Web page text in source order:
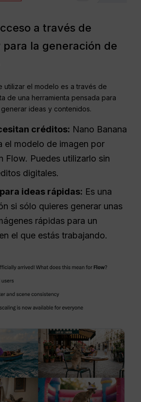
a través de
para la generación de
utilizar el modelo es a través de
de una herramienta pensada para
ideas y contenidos.
créditos: Nano Banana
el modelo de imagen por
Flow. Puedes utilizarlo sin
digitales.
ideas rápidas: Es una
si sólo quieres generar unas
rápidas para un
el que estás trabajando.